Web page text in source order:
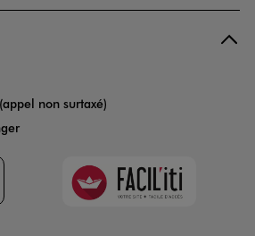
(appel non surtaxé)
Faciliti